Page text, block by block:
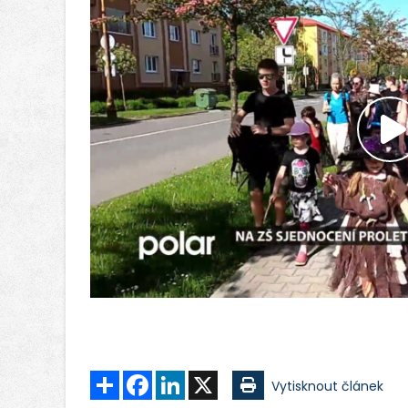
Sdílet FacebookLinkedIn Vytisknout článek